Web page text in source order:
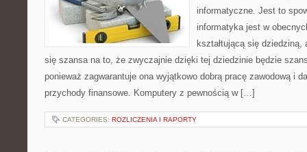
informatyczne. Jest to
informatyka jest w
kształtującą się
się szansa na to, że zwyczajnie dzięki tej dziedzinie będzie
ponieważ zagwarantuje ona wyjątkowo dobrą pracę zawodową i
przychody finansowe. Komputery z pewnością w […]
CATEGORIES: ROZLICZENIA I RAPORTY